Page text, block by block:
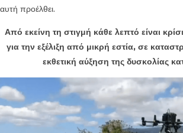
αυτή προέλθει.
Από εκείνη τη στιγμή κάθε λεπτό είναι
για την εξέλιξη από μικρή εστία, σε
εκθετική αύξηση της δυσκολίας